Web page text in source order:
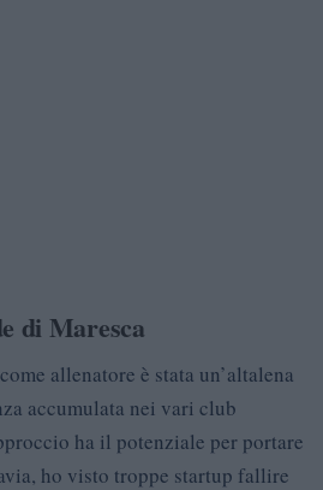
di Maresca
allenatore è stata un’altalena
accumulata nei vari club
ha il potenziale per portare
ho visto troppe startup fallire